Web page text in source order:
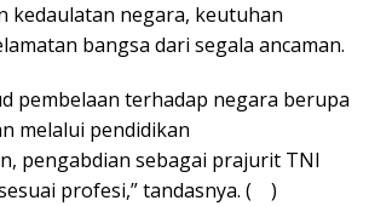
kedaulatan negara, keutuhan
bangsa dari segala ancaman.
pembelaan terhadap negara berupa
melalui pendidikan
pengabdian sebagai prajurit TNI
profesi,” tandasnya. ( )